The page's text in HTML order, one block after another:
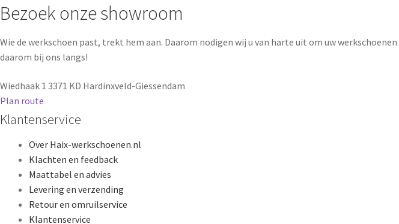
Bezoek onze showroom
Wie de werkschoen past, trekt hem aan. Daarom nodigen wij u van harte uit om uw
daarom bij ons langs!
Wiedhaak 1 3371 KD Hardinxveld-Giessendam
Plan route
Klantenservice
Over Haix-werkschoenen.nl
Klachten en feedback
Maattabel en advies
Levering en verzending
Retour en omruilservice
Klantenservice